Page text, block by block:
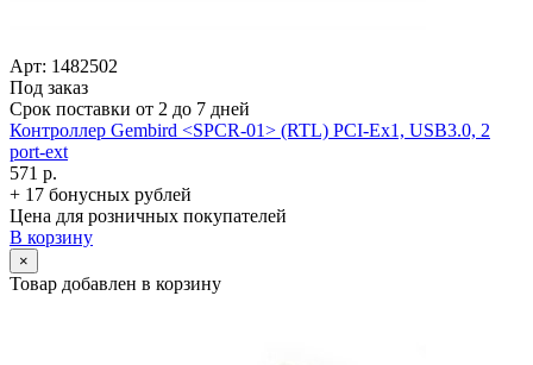
Арт: 1482502
Под заказ
Срок поставки от 2 до 7 дней
Контроллер Gembird <SPCR-01> (RTL) PCI-Ex1, USB3.0, 2
port-ext
571 р.
+ 17 бонусных рублей
Цена для розничных покупателей
В корзину
×
Товар добавлен в корзину